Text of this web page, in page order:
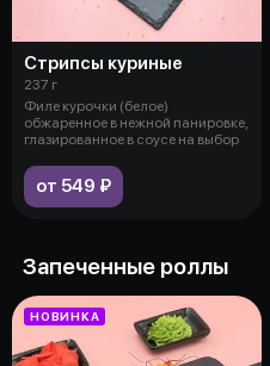
Стрипсы куриные
237 г
Филе курочки (белое)
обжаренное в нежной панировке,
глазированное в соусе на выбор
от 549 ₽
Запеченные роллы
НОВИНКА